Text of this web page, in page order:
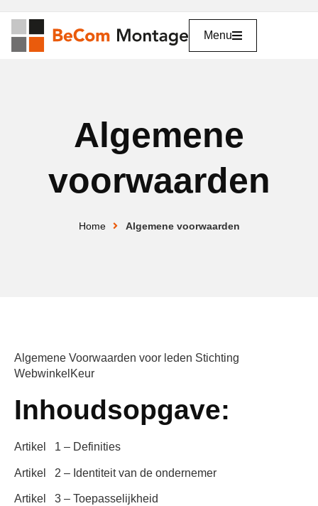
Menu
Algemene
voorwaarden
Home Algemene voorwaarden
Algemene Voorwaarden voor leden Stichting
WebwinkelKeur
Inhoudsopgave:
Artikel 1 – Definities
Artikel 2 – Identiteit van de ondernemer
Artikel 3 – Toepasselijkheid